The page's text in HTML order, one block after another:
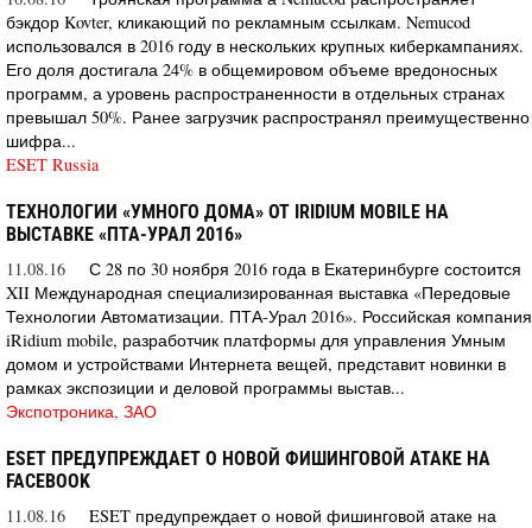
бэкдор Kovter, кликающий по рекламным ссылкам. Nemucod
использовался в 2016 году в нескольких крупных киберкампаниях.
Его доля достигала 24% в общемировом объеме вредоносных
программ, а уровень распространенности в отдельных странах
превышал 50%. Ранее загрузчик распространял преимущественно
шифра...
ESET Russia
ТЕХНОЛОГИИ «УМНОГО ДОМА» ОТ IRIDIUM MOBILE НА
ВЫСТАВКЕ «ПТА-УРАЛ 2016»
11.08.16
С 28 по 30 ноября 2016 года в Екатеринбурге состоится
XII Международная специализированная выставка «Передовые
Технологии Автоматизации. ПТА-Урал 2016». Российская компания
iRidium mobile, разработчик платформы для управления Умным
домом и устройствами Интернета вещей, представит новинки в
рамках экспозиции и деловой программы выстав...
Экспотроника, ЗАО
ESET ПРЕДУПРЕЖДАЕТ О НОВОЙ ФИШИНГОВОЙ АТАКЕ НА
FACEBOOK
11.08.16
ESET предупреждает о новой фишинговой атаке на